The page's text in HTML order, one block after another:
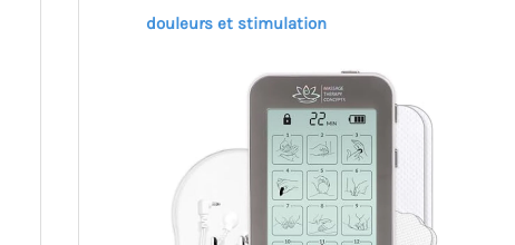
douleurs et stimulation